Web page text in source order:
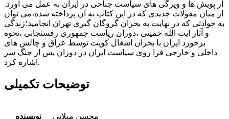
از پویش ها و ویزگی های سیاست جناحی در ایران به عمل می آورد.
از میان مقولات جدیدی که در این کتاب به آن پرداخته شده،می توان
به حوادثی که در نهایت به بحران گروگان گیری تهران انجامید؛زندگی
و آثار ایت الله خمینی ،دوران ریاست جمهوری رفسنجانی ،نحوه
برخورد ایران با بحران اشغال کویت توسط عراق و چالش های
داخلی و خارجی فرا روی سیاست ایران در دوران پس از جنگ سر
اشاره کرد.
توضیحات تکمیلی
نویسنده محسن میلانی